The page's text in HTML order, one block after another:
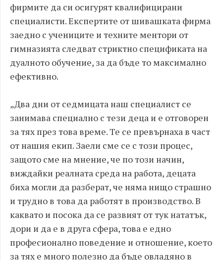
фирмите да си осигурят квалифицирани
специалисти. Експертите от шивашката фирма
заедно с учениците и техните ментори от
гимназията следват стриктно спецификата на
дуалното обучение, за да бъде то максимално
ефективно.
„Два дни от седмицата наш специалист се
занимава специално с тези деца и е отговорен
за тях през това време. Те се превърнаха в част
от нашия екип. Заели сме се с този процес,
защото сме на мнение, че по този начин,
виждайки реалната среда на работа, децата
биха могли да разберат, че няма нищо страшно
и трудно в това да работят в производство. В
каквато и посока да се развият от тук нататък,
дори и да е в друга сфера, това е едно
професионално поведение и отношение, което
за тях е много полезно да бъде овладяно в